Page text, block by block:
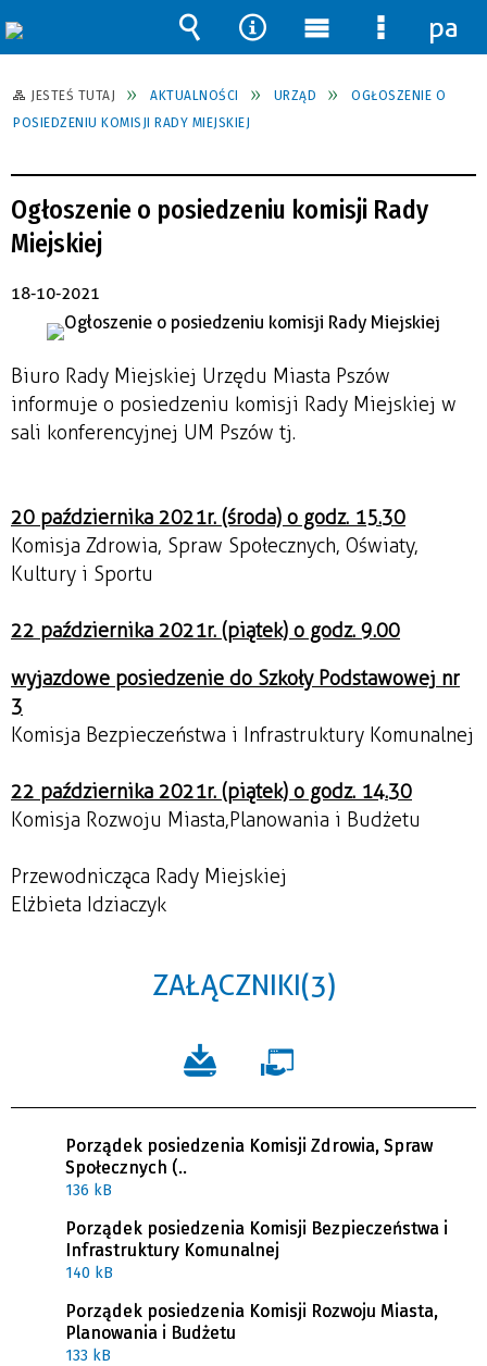
JESTEŚ TUTAJ AKTUALNOŚCI URZĄD
OGŁOSZENIE O
POSIEDZENIU KOMISJI RADY MIEJSKIEJ
Ogłoszenie o posiedzeniu komisji Rady
Miejskiej
18-10-2021
Biuro Rady Miejskiej Urzędu Miasta Pszów
informuje o posiedzeniu komisji Rady Miejskiej w
sali konferencyjnej UM Pszów tj.
20 października 2021r. (środa) o godz. 15.30
Komisja Zdrowia, Spraw Społecznych, Oświaty,
Kultury i Sportu
22 października 2021r. (piątek) o godz. 9.00
wyjazdowe posiedzenie do Szkoły Podstawowej nr
3
Komisja Bezpieczeństwa i Infrastruktury Komunalnej
22 października 2021r. (piątek) o godz. 14.30
Komisja Rozwoju Miasta,Planowania i Budżetu
Przewodnicząca Rady Miejskiej
Elżbieta Idziaczyk
ZAŁĄCZNIKI (3)
Porządek posiedzenia Komisji Zdrowia, Spraw
Społecznych (..
136 kB
Porządek posiedzenia Komisji Bezpieczeństwa i
Infrastruktury Komunalnej
140 kB
Porządek posiedzenia Komisji Rozwoju Miasta,
Planowania i Budżetu
133 kB
Wyszukiwarka
Narzędzia
Menu
główne
Menu